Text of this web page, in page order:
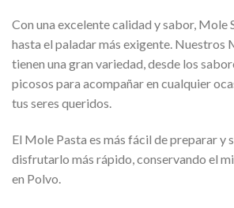
Con una excelente calidad y sabor, Mole
hasta el paladar más exigente. Nuestros
tienen una gran variedad, desde los
picosos para acompañar en cualquier
tus seres queridos.
El Mole Pasta es más fácil de preparar y
disfrutarlo más rápido, conservando el
en Polvo.